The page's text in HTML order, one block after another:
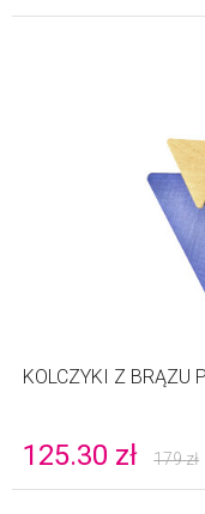
KOLCZYKI Z BRĄZU
125.30 zł 179zł